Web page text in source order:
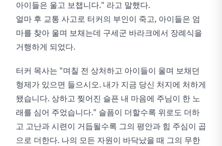
아이들은 울고 보챕니다." 라고 말했다.
얼마 후 교통 사고로 터커의 부인이 죽고, 아이들은 엄
마를 찾아 울며 보채는데 구세군 바라크에서 장례식을
거행하게 되었다.
터커 목사는 "며칠 전 상처하고 아이들이 울며 보채던
형제가 있으면 들으시오. 내가 지금 당신 처지에 처하게
됐습니다. 상하고 찢어진 슬픈 내 마음에 주님이 한 노
래를 심어 주었습니다." 슬픔이 더할수록 위로도 더하
고 고난과 시련이 거듭될수록 그의 평안과 힘 주심이 곱
으로 더한다. 나의 모든 자원이 바닥났을 때 그의 무한